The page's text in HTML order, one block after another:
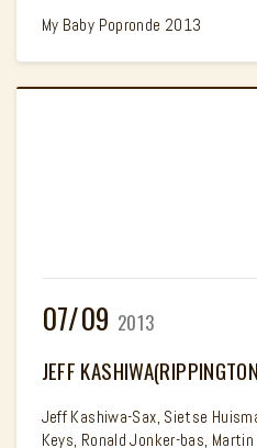
My Baby Popronde 2013
07/09 2013
JEFF
Jeff Kashiwa-Sax, Sietse
Keys, Ronald Jonker-bas,